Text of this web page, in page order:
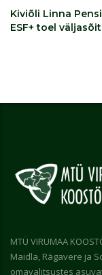
Kiviõli Linna
ESF+ toel
MTÜ VIRUMAA
Maidla, Rägavere ja
omavalitsustes